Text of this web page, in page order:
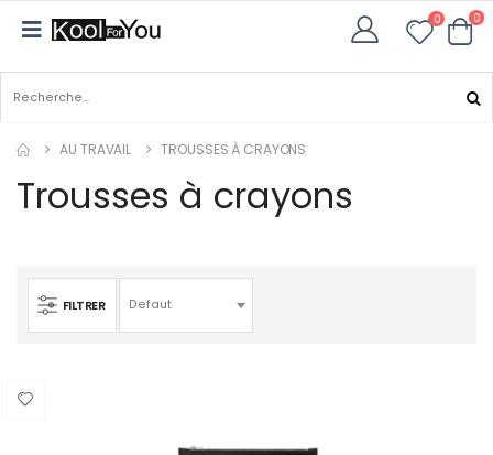
0 0
AU TRAVAIL TROUSSES À CRAYONS
Trousses à crayons
FILTRER Defaut